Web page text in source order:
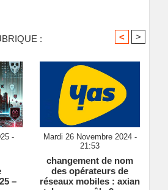
: < >
-
–
Mardi 26 Novembre 2024 -
21:53
changement de nom
des opérateurs de
réseaux mobiles : axian